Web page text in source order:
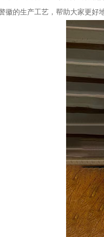
徽的生产工艺，帮助大家更好